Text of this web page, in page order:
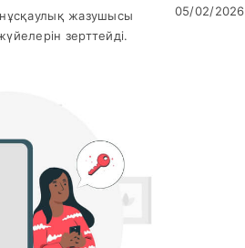
жазушысы
зерттейді.
05/02/2026